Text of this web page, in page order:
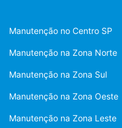
Manutenção no Centro SP
Manutenção na Zona Norte
Manutenção na Zona Sul
Manutenção na Zona Oeste
Manutenção na Zona Leste